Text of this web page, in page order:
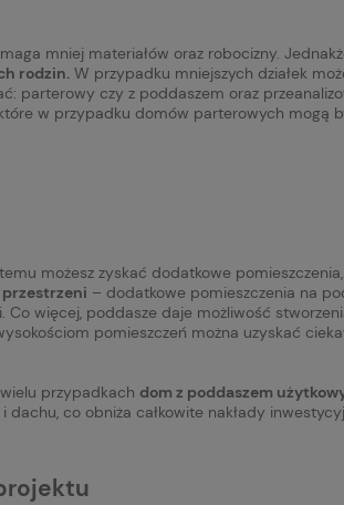
mniej materiałów oraz robocizny.
rodzin. W przypadku mniejszych działek
parterowy czy z poddaszem oraz
w przypadku domów parterowych mogą
możesz zyskać dodatkowe
przestrzeni – dodatkowe pomieszczenia na
więcej, poddasze daje możliwość
pomieszczeń można uzyskać
przypadkach dom z poddaszem
co obniża całkowite nakłady